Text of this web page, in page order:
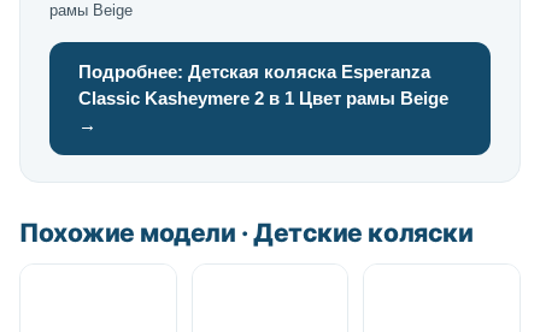
рамы Beige
Подробнее: Детская коляска Esperanza
Classic Kasheymere 2 в 1 Цвет рамы Beige
→
Похожие модели · Детские коляски